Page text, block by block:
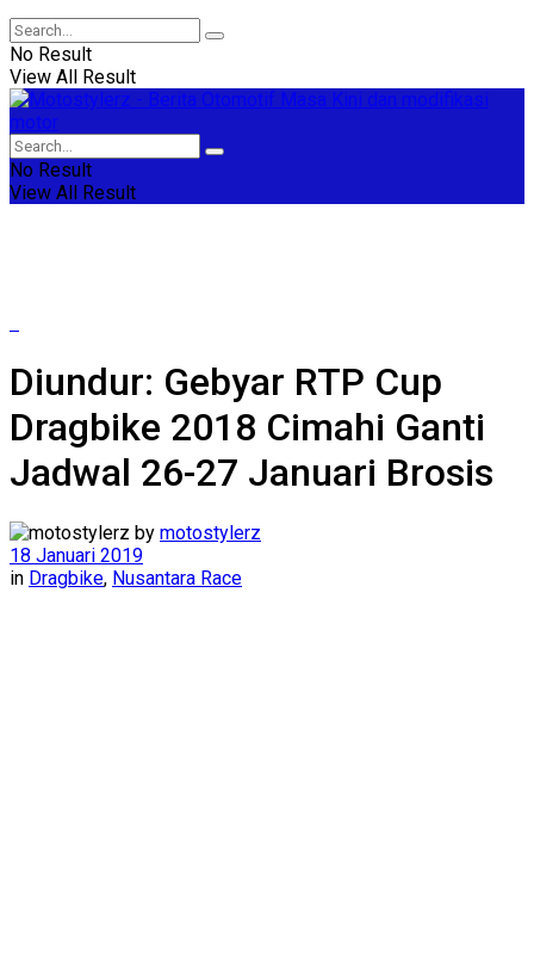
No Result
View All Result
No Result
View All Result
Diundur: Gebyar RTP Cup
Dragbike 2018 Cimahi Ganti
Jadwal 26-27 Januari Brosis
by motostylerz
18 Januari 2019
in Dragbike, Nusantara Race